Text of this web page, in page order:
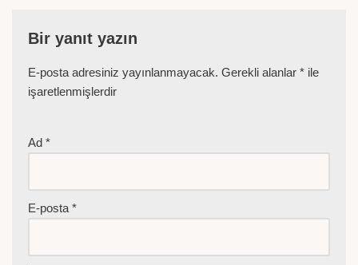
Bir yanıt yazın
E-posta adresiniz yayınlanmayacak. Gerekli alanlar * ile
işaretlenmişlerdir
Ad *
E-posta *